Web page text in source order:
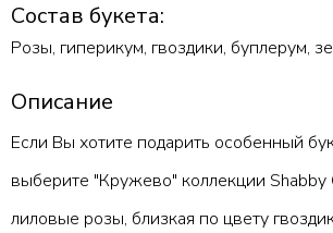
Состав букета:
Розы, гиперикум, гвоздики, буплерум,
Описание
Если Вы хотите подарить особенный
выберите "Кружево" коллекции
лиловые розы, близкая по цвету